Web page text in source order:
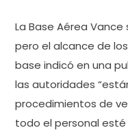
La Base Aérea
pero el alcance de
base indicó en una
las autoridades
procedimientos de
todo el personal esté